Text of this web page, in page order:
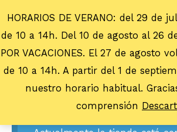
HORARIOS DE VERANO: del 29 de
de 10 a 14h. Del 10 de agosto al 26
POR VACACIONES. El 27 de agosto
de 10 a 14h. A partir del 1 de
nuestro horario habitual.
comprensión